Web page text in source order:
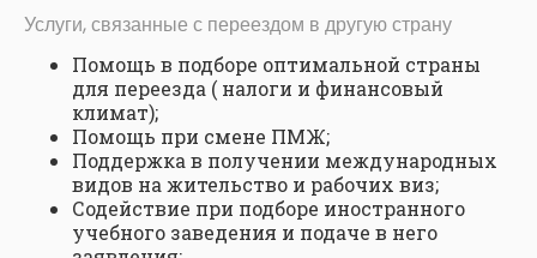
Услуги, связанные с переездом в другую страну
Помощь в подборе оптимальной страны
для переезда ( налоги и финансовый
климат);
Помощь при смене ПМЖ;
Поддержка в получении международных
видов на жительство и рабочих виз;
Содействие при подборе иностранного
учебного заведения и подаче в него